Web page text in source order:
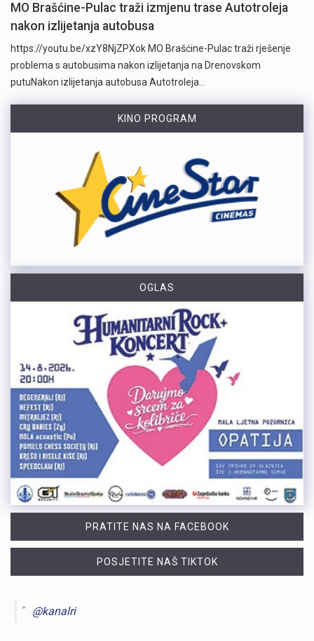
MO Brašćine-Pulac traži izmjenu trase Autotroleja
nakon izlijetanja autobusa
https://youtu.be/xzY8NjZPXok MO Brašćine-Pulac traži rješenje
problema s autobusima nakon izlijetanja na Drenovskom
putuNakon izlijetanja autobusa Autotroleja…
KINO PROGRAM
OGLAS
PRATITE NAS NA FACEBOOK
POSJETITE NAŠ TIKTOK
@kanalri